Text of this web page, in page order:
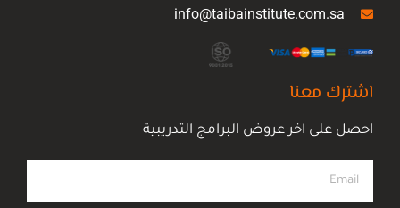
info@taibainstitute.com.sa
اشترك معنا
احصل على اخر عروض البرامج التدريبية